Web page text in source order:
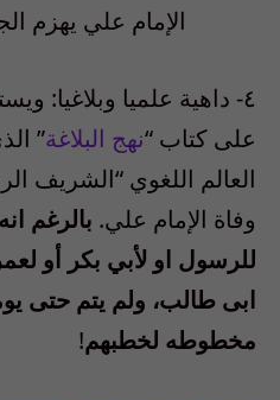
الإمام علي يهزم
٤- داهية علميا وبلاغيا:
على كتاب “نهج البلاغة”
وفاة الإمام علي. بالرغم
للرسول او لأبي بكر أو
ابى طالب، ولم يتم حتى
مخطوطه لخطبهم!